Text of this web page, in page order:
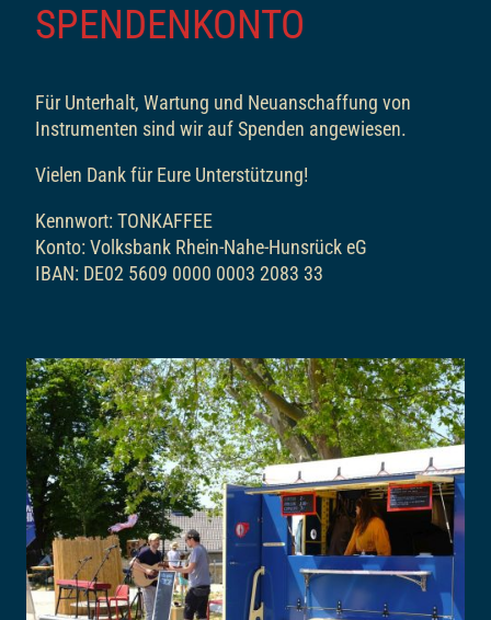
SPENDENKONTO
Für Unterhalt, Wartung und Neuanschaffung von
Instrumenten sind wir auf Spenden angewiesen.
Vielen Dank für Eure Unterstützung!
Kennwort: TONKAFFEE
Konto: Volksbank Rhein-Nahe-Hunsrück eG
IBAN: DE02 5609 0000 0003 2083 33